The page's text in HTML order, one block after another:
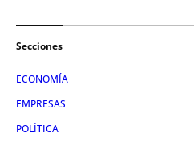
Secciones
ECONOMÍA
EMPRESAS
POLÍTICA